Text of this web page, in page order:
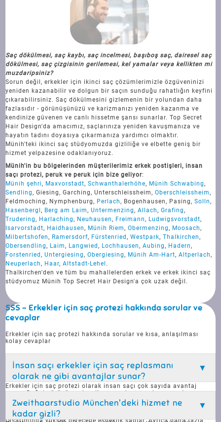
Saç dökülmesi, saç kaybı, saç incelmesi, başıboş saç, dairesel saç
dökülmesi, saç çizgisinin gerilemesi, kel yamalar veya kellikten mi
muzdaripsiniz?
Sorun değil, erkekler için ikinci saç çözümlerimizle özgüveninizi
yeniden kazanabilir ve dolgun bir saçın sunduğu rahatlığın keyfini
çıkarabilirsiniz. Saç dökülmesini gizlemenin bir yolundan daha
fazlasıdır - görünüşünüzü ve karizmanızı yeniden kazanma ve
kendinize güvenen ve canlı hissetme şansı sunarlar. Top Secret
Hair Design'da amacımız, saçlarınıza yeniden kavuşmanıza ve
hayatın tadını doyasıya çıkarmanıza yardımcı olmaktır.
Münih'teki ikinci saç stüdyomuzda gizliliğe ve elbette geniş bir
hizmet yelpazesine odaklanıyoruz.
Münih'in bu bölgelerinden müşterilerimiz erkek postişleri, insan
saçı protezi, peruk ve peruk için bize geliyor:
Münih şehri, Maxvorstadt,Schwanthalerhöhe, Münih Schwabing,
Sendling, Giesing, Garching, Unterschleissheim,Oberschleissheim,
Feldmoching, Nymphenburg, Perlach, Bogenhausen, Pasing,Solln,
Hasenbergl, Berg am Laim,Untermenzing,Allach,Grafing,
Trudering, Harlaching, Neuhausen, Freimann, Ludwigsvorstadt,
Isarvorstadt, Haidhausen, Münih Riem,Obermenzing, Moosach,
Milbertshofen, Ramersdorf, Fürstenried,Westpark,Thalkirchen,
Obersendling, Laim, Langwied, Lochhausen,Aubing, Hadern,
Forstenried,Untergiesing,Obergiesing, Münih Am-Hart,Altperlach,
Neuperlach, Haar,Altstadt-Lehel .
Thalkirchen'den ve tüm bu mahallelerden erkek ve erkek ikinci saç
stüdyomuz Münih Top Secret Hair Design'a çok uzak değil.
SSS - Erkekler için saç protezi hakkında sorular ve
cevaplar
Erkekler için saç protezi hakkında sorular ve kısa, anlaşılması
kolay cevaplar
İnsan saçı erkekler için saç replasmanı
olarak ne gibi avantajlar sunar?
Erkekler için saç protezi olarak insan saçı çok sayıda avantaj
sunar. Doğal görünür ve kendi saçınızdan neredeyse ayırt
edilemez. Ayrıca dayanıklı ve dirençlidir, bu nedenle yüzme, duş
alma ve spor gibi günlük aktivitelere kolayca dayanabilir. İnsan
saçı bireysel olarak şekillendirilebilir, bu da saç modeli
tasarımında yüksek derecede esneklik sağlar. Ayrıca daha fazla
Zweithaarstudio München'deki hizmet ne
kadar gizli?